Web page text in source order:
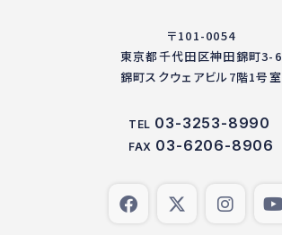
〒101-0054
東京都千代田区神田錦町3-6
錦町スクウェアビル7階1号室
TEL 03-3253-8990
FAX 03-6206-8906